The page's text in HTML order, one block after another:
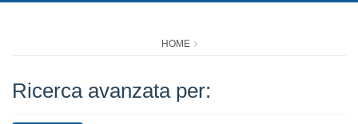
HOME
Ricerca avanzata per: